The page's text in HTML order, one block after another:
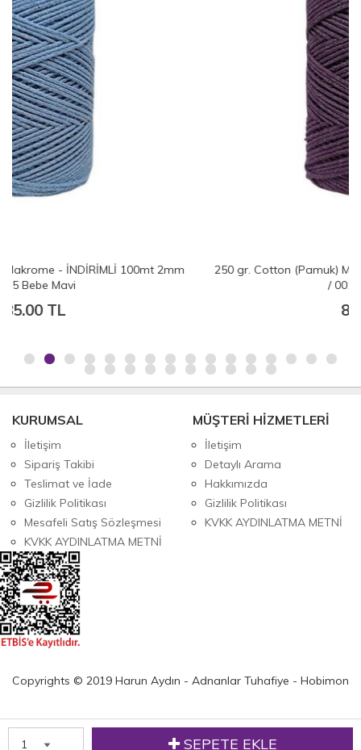
SEPETE EKLE
250 gr. Cotton (Pamuk) Makrome - İNDİRİMLİ 100mt 2mm
KURUMSAL
İletişim
Sipariş Takibi
Teslimat ve İade
Gizlilik Politikası
Mesafeli Satış Sözleşmesi
KVKK AYDINLATMA METNİ
MÜŞTERİ HİZMETLERİ
İletişim
Detaylı Arama
Hakkımızda
Gizlilik Politikası
KVKK AYDINLATMA METNİ
Copyrights © 2019 Harun Aydın - Adnanlar Tuhafiye - Hobimon